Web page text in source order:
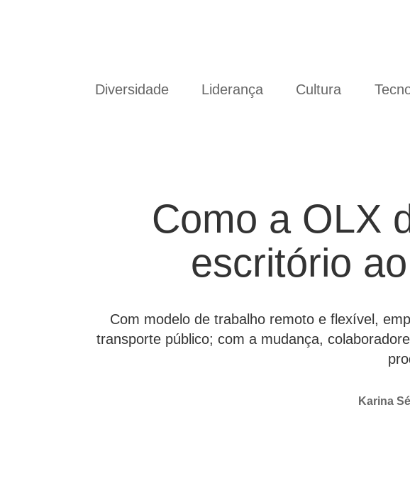
Diversidade Liderança Cultura
Como a OLX
escritório
Com modelo de trabalho remoto e flexível,
transporte público; com a mudança,
Karina